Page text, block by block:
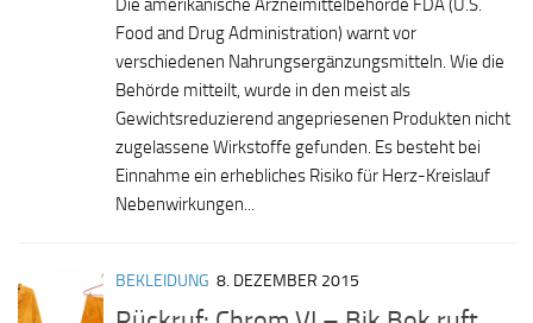
Die amerikanische Arzneimittelbehörde FDA (U.S.
Food and Drug Administration) warnt vor
verschiedenen Nahrungsergänzungsmitteln. Wie die
Behörde mitteilt, wurde in den meist als
Gewichtsreduzierend angepriesenen Produkten nicht
zugelassene Wirkstoffe gefunden. Es besteht bei
Einnahme ein erhebliches Risiko für Herz-Kreislauf
Nebenwirkungen...
BEKLEIDUNG 8. DEZEMBER 2015